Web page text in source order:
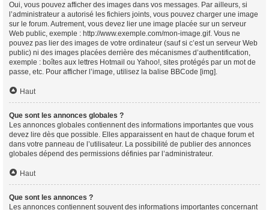
Oui, vous pouvez afficher des images dans vos messages. Par ailleurs, si
l’administrateur a autorisé les fichiers joints, vous pouvez charger une image
sur le forum. Autrement, vous devez lier une image placée sur un serveur
Web public, exemple : http://www.exemple.com/mon-image.gif. Vous ne
pouvez pas lier des images de votre ordinateur (sauf si c’est un serveur Web
public) ni des images placées derrière des mécanismes d’authentification,
exemple : boîtes aux lettres Hotmail ou Yahoo!, sites protégés par un mot de
passe, etc. Pour afficher l’image, utilisez la balise BBCode [img].
Haut
Que sont les annonces globales ?
Les annonces globales contiennent des informations importantes que vous
devez lire dès que possible. Elles apparaissent en haut de chaque forum et
dans votre panneau de l’utilisateur. La possibilité de publier des annonces
globales dépend des permissions définies par l’administrateur.
Haut
Que sont les annonces ?
Les annonces contiennent souvent des informations importantes concernant